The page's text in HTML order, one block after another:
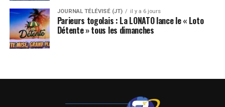
JOURNAL TÉLÉVISÉ (JT) il y a 6 jours
Parieurs togolais : La LONATO lance le « Loto
Détente » tous les dimanches